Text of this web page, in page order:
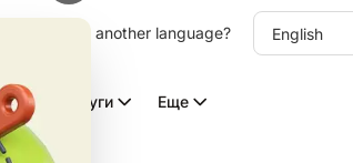
Choose another language?
ИИ Услуги Еще